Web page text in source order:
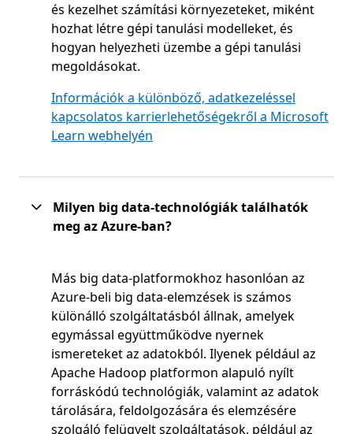
és kezelhet számítási környezeteket, miként
hozhat létre gépi tanulási modelleket, és
hogyan helyezheti üzembe a gépi tanulási
megoldásokat.
Információk a különböző, adatkezeléssel
kapcsolatos karrierlehetőségekről a Microsoft
Learn webhelyén
Milyen big data-technológiák találhatók
meg az Azure-ban?
Más big data-platformokhoz hasonlóan az
Azure-beli big data-elemzések is számos
különálló szolgáltatásból állnak, amelyek
egymással együttműködve nyernek
ismereteket az adatokból. Ilyenek például az
Apache Hadoop platformon alapuló nyílt
forráskódú technológiák, valamint az adatok
tárolására, feldolgozására és elemzésére
szolgáló felügyelt szolgáltatások, például az